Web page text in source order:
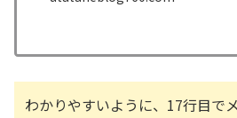
わかりやすいように、17行目で